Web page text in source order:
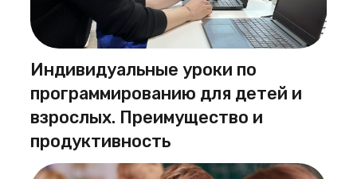
Индивидуальные уроки по
программированию для детей и
взрослых. Преимущество и
продуктивность